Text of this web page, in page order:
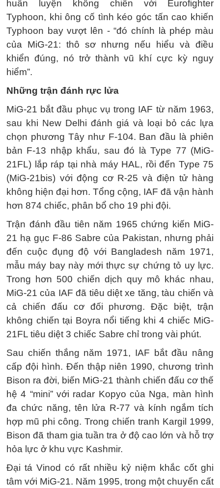
huấn luyện không chiến với Eurofighter
Typhoon, khi ông cố tình kéo góc tấn cao khiến
Typhoon bay vượt lên - “đó chính là phép màu
của MiG-21: thô sơ nhưng nếu hiểu và điều
khiển đúng, nó trở thành vũ khí cực kỳ nguy
hiểm”.
Những trận đánh rực lửa
MiG-21 bắt đầu phục vụ trong IAF từ năm 1963,
sau khi New Delhi đánh giá và loại bỏ các lựa
chọn phương Tây như F-104. Ban đầu là phiên
bản F-13 nhập khẩu, sau đó là Type 77 (MiG-
21FL) lắp ráp tại nhà máy HAL, rồi đến Type 75
(MiG-21bis) với động cơ R-25 và điện tử hàng
không hiện đại hơn. Tổng cộng, IAF đã vận hành
hơn 874 chiếc, phân bổ cho 19 phi đội.
Trận đánh đầu tiên năm 1965 chứng kiến MiG-
21 hạ gục F-86 Sabre của Pakistan, nhưng phải
đến cuộc đụng độ với Bangladesh năm 1971,
mẫu máy bay này mới thực sự chứng tỏ uy lực.
Trong hơn 500 chiến dịch quy mô khác nhau,
MiG-21 của IAF đã tiêu diệt xe tăng, tàu chiến và
cả chiến đấu cơ đối phương. Đặc biệt, trận
không chiến tại Boyra nổi tiếng khi 4 chiếc MiG-
21FL tiêu diệt 3 chiếc Sabre chỉ trong vài phút.
Sau chiến thắng năm 1971, IAF bắt đầu nâng
cấp đội hình. Đến thập niên 1990, chương trình
Bison ra đời, biến MiG-21 thành chiến đấu cơ thế
hệ 4 “mini” với radar Kopyo của Nga, màn hình
đa chức năng, tên lửa R-77 và kính ngắm tích
hợp mũ phi công. Trong chiến tranh Kargil 1999,
Bison đã tham gia tuần tra ở độ cao lớn và hỗ trợ
hỏa lực ở khu vực Kashmir.
Đại tá Vinod có rất nhiều kỷ niệm khắc cốt ghi
tâm với MiG-21. Năm 1995, trong một chuyến cất